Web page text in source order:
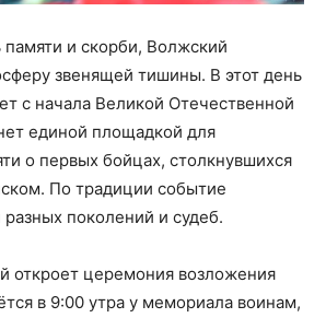
и скорби, Волжский
звенящей тишины. В этот день
с начала Великой Отечественной
единой площадкой для
о первых бойцах, столкнувшихся
По традиции событие
поколений и судеб.
откроет церемония возложения
в 9:00 утра у мемориала воинам,